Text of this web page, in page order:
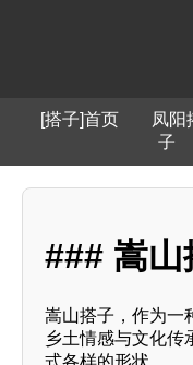
[搭子]首页 凤阳
子
### 嵩山
嵩山搭子，作为一
乡土情感与文化传
式各样的形状。